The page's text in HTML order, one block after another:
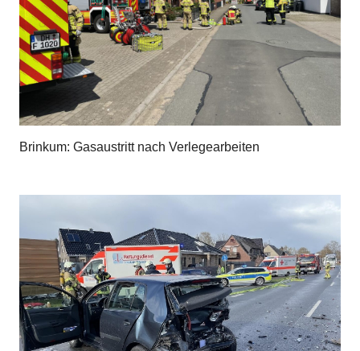
Brinkum: Gasaustritt nach Verlegearbeiten